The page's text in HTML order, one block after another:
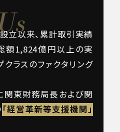
立以来、累計取引実績
額1,824億円以上の実
クラスのファクタリング
関東財務局長および関
「経営革新等支援機関」